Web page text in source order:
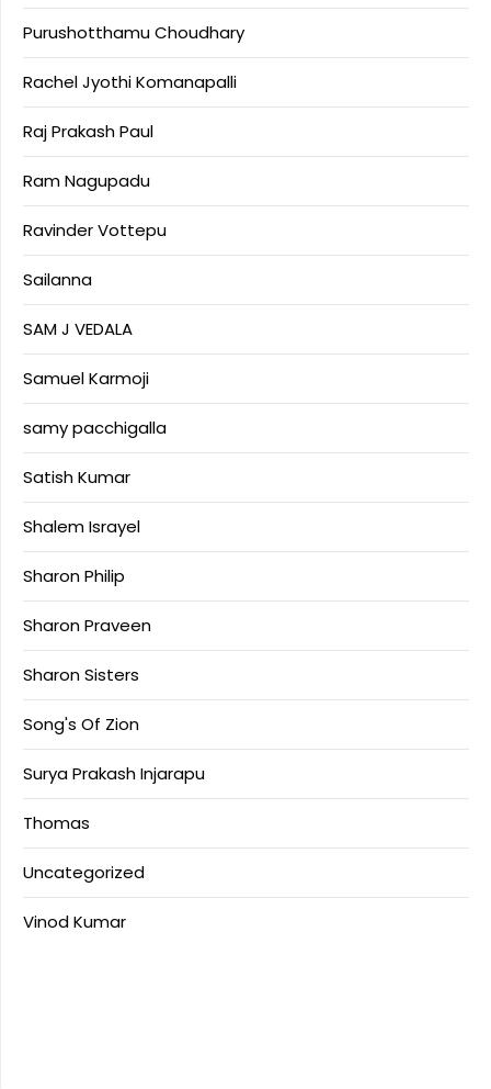
Purushotthamu Choudhary
Rachel Jyothi Komanapalli
Raj Prakash Paul
Ram Nagupadu
Ravinder Vottepu
Sailanna
SAM J VEDALA
Samuel Karmoji
samy pacchigalla
Satish Kumar
Shalem Israyel
Sharon Philip
Sharon Praveen
Sharon Sisters
Song's Of Zion
Surya Prakash Injarapu
Thomas
Uncategorized
Vinod Kumar